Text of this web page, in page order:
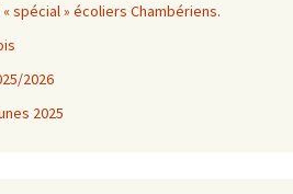
spécial » écoliers Chambériens.
2026
2025